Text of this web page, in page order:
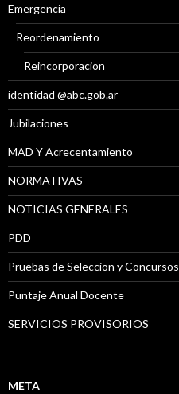
Emergencia
Reordenamiento
Reincorporacion
identidad @abc.gob.ar
Jubilaciones
MAD Y Acrecentamiento
NORMATIVAS
NOTICIAS GENERALES
PDD
Pruebas de Seleccion y Concursos
Puntaje Anual Docente
SERVICIOS PROVISORIOS
META